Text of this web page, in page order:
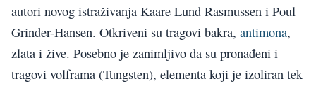
autori novog istraživanja Kaare Lund Rasmussen i Poul
Grinder-Hansen. Otkriveni su tragovi bakra, antimona,
zlata i žive. Posebno je zanimljivo da su pronađeni i
tragovi volframa (Tungsten), elementa koji je izoliran tek